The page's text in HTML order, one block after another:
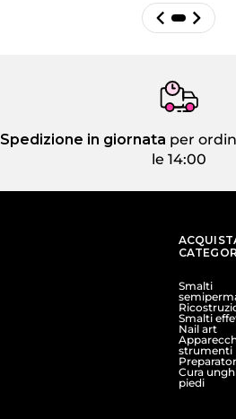
Spedizione in giornata per
le 14:00
Smalti
Smalti
Nail art
strumenti
Cura
piedi